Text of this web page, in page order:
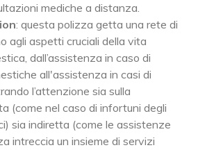
mediche a distanza.
: questa polizza getta una rete di
agli aspetti cruciali della vita
dall’assistenza in caso di
all'assistenza in casi di
l’attenzione sia sulla
(come nel caso di infortuni degli
sia indiretta (come le assistenze
intreccia un insieme di servizi